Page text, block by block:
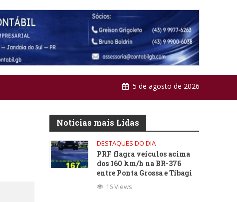
5 de agosto de 2026
Noticias mais Lidas
DESTAQUES DO DIA
PRF flagra veículos acima
dos 160 km/h na BR-376
entre Ponta Grossa e Tibagi
16 Views